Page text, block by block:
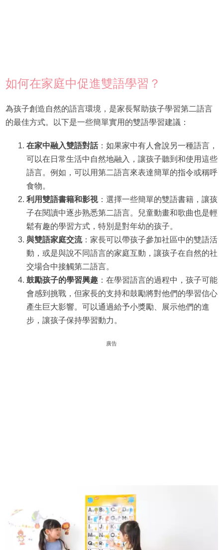
如何在家庭中促進雙語學習？
為孩子創造自然的語言環境，是家長幫助孩子學習第二語言
的最佳方式。以下是一些簡單實用的雙語學習建議：
在家中融入雙語對話：如果家中有人會說另一種語言，
可以在日常生活中自然地融入，讓孩子聽到和使用這些
語言。例如，可以用第二語言來表達簡單的指令或稱呼
食物。
利用雙語書籍和影視：選擇一些簡單的雙語書籍，讓孩
子在閱讀中逐步熟悉第二語言。兒童動畫和歌曲也是輕
鬆有趣的學習方式，特別是對年幼的孩子。
與雙語家庭交流：家長可以帶孩子參加社區中的雙語活
動，或是與說不同語言的家庭互動，讓孩子在自然的社
交場合中接觸第二語言。
鼓勵孩子的學習興趣：在學習語言的過程中，孩子可能
會感到挑戰，但家長的支持和鼓勵將對他們的學習信心
產生巨大影響。可以通過給予小獎勵、展示他們的進
步，讓孩子保持學習動力。
廣告